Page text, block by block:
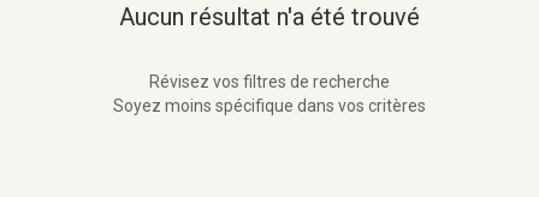
Aucun résultat n'a été trouvé
Révisez vos filtres de recherche
Soyez moins spécifique dans vos critères